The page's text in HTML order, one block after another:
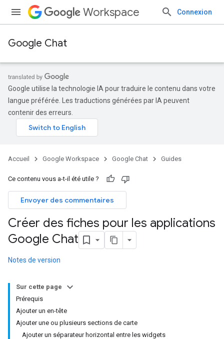
Workspace Connexion
Google Chat
Google utilise la technologie IA pour traduire le contenu dans votre
langue préférée. Les traductions générées par IA peuvent
contenir des erreurs.
Accueil Google Workspace Google Chat Guides
Ce contenu vous a-t-il été utile ?
Envoyer des commentaires
Créer des fiches pour les applications
Google Chat
Notes de version
Sur cette page
Prérequis
Ajouter un en-tête
Ajouter une ou plusieurs sections de carte
Ajouter un séparateur horizontal entre les widgets